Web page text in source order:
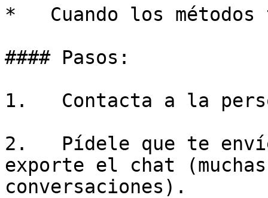
*   Cuando los
#### Pasos:
1.   Contacta a la
2.   Pídele que te
exporte el chat
conversaciones).